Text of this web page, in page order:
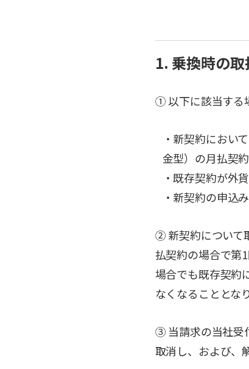
1. 乗換時の
① 以下に該当する
・新契約におい
金型）の月払契約
・既存契約が外
・新契約の申込
② 新契約について
払契約の場合で第
場合でも既存契約
なくなることとな
③ 当請求の当社受
取消し、および、